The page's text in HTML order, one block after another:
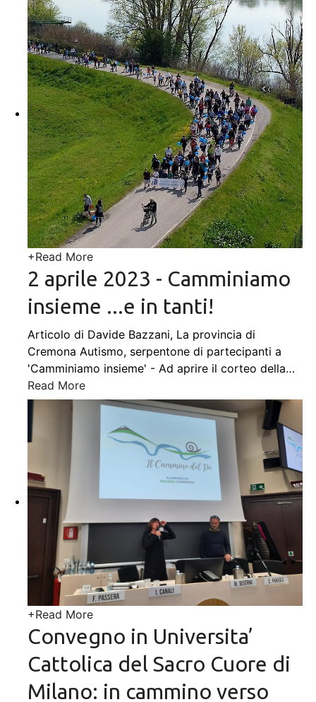
+Read More
2 aprile 2023 - Camminiamo
insieme ...e in tanti!
Articolo di Davide Bazzani, La provincia di
Cremona Autismo, serpentone di partecipanti a
'Camminiamo insieme' - Ad aprire il corteo della…
Read More
+Read More
Convegno in Universita’
Cattolica del Sacro Cuore di
Milano: in cammino verso